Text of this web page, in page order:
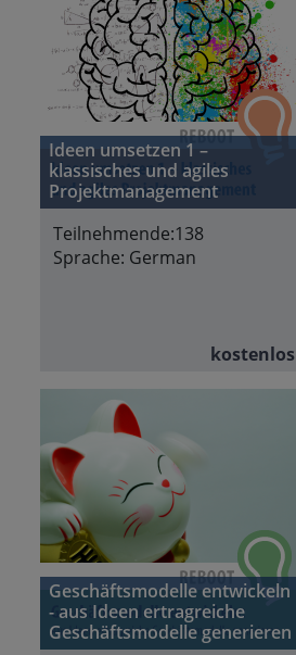
Ideen umsetzen 1 –
klassisches und agiles
Projektmanagement
Teilnehmende:138
Sprache: German
kostenlos
Geschäftsmodelle entwickeln
- aus Ideen ertragreiche
Geschäftsmodelle generieren